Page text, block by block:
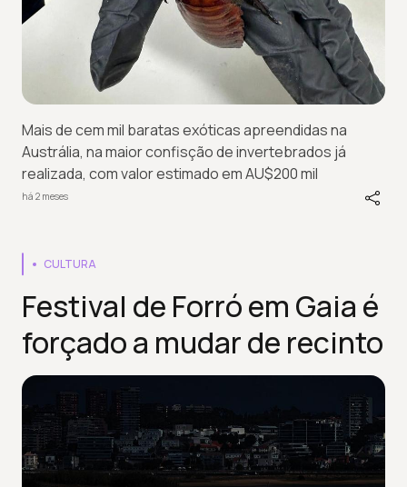
Mais de cem mil baratas exóticas apreendidas na
Austrália, na maior confisção de invertebrados já
realizada, com valor estimado em AU$200 mil
há 2 meses
CULTURA
Festival de Forró em Gaia é
forçado a mudar de recinto